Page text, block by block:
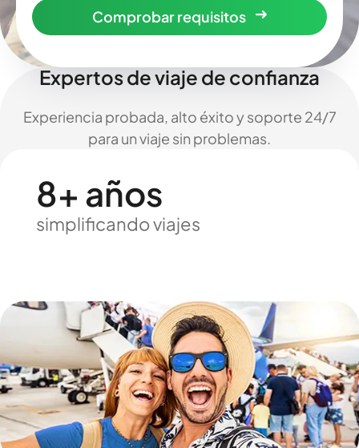
Comprobar requisitos
Expertos de viaje de confianza
Experiencia probada, alto éxito y soporte 24/7
para un viaje sin problemas.
8+ años
simplificando viajes